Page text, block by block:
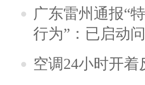
广东雷州通报“
行为”：已启动
空调24小时开